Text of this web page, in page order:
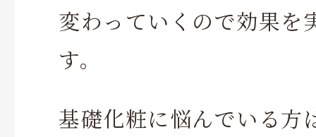
変わっていくので効果を
す。
基礎化粧に悩んでいる方